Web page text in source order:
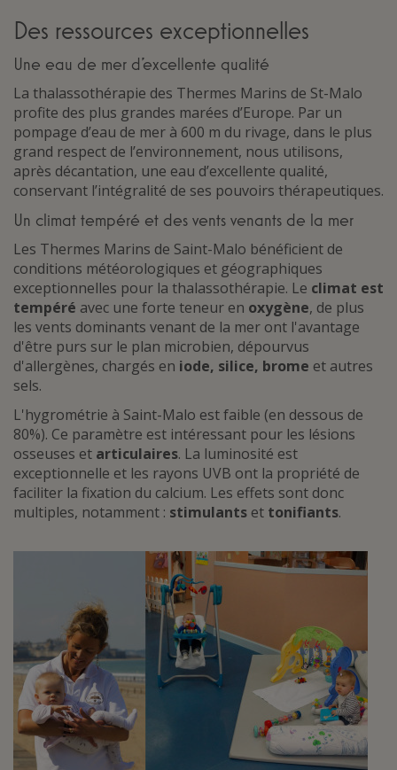
Des ressources exceptionnelles
Une eau de mer d’excellente qualité
La thalassothérapie des Thermes Marins de St-Malo
profite des plus grandes marées d’Europe. Par un
pompage d’eau de mer à 600 m du rivage, dans le plus
grand respect de l’environnement, nous utilisons,
après décantation, une eau d’excellente qualité,
conservant l’intégralité de ses pouvoirs thérapeutiques.
Un climat tempéré et des vents venants de la mer
Les Thermes Marins de Saint-Malo bénéficient de
conditions météorologiques et géographiques
exceptionnelles pour la thalassothérapie. Le climat est
tempéré avec une forte teneur en oxygène, de plus
les vents dominants venant de la mer ont l'avantage
d'être purs sur le plan microbien, dépourvus
d'allergènes, chargés en iode, silice, brome et autres
sels.
L'hygrométrie à Saint-Malo est faible (en dessous de
80%). Ce paramètre est intéressant pour les lésions
osseuses et articulaires. La luminosité est
exceptionnelle et les rayons UVB ont la propriété de
faciliter la fixation du calcium. Les effets sont donc
multiples, notamment : stimulants et tonifiants.